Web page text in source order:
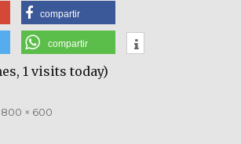
compartir
compartir
1 visits today)
Tamaño
800 × 600